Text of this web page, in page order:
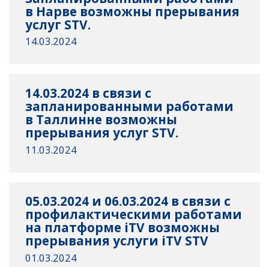
в Нарве возможны прерывания
услуг STV.
14.03.2024
14.03.2024 в связи с
запланированными работами
в Таллинне возможны
прерывания услуг STV.
11.03.2024
05.03.2024 и 06.03.2024 в связи с
профилактическими работами
на платформе iTV возможны
прерывания услуги iTV STV
01.03.2024